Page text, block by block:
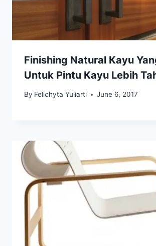
Finishing Natural Kayu
Untuk Pintu Kayu Lebih
By Felichyta Yuliarti June 6, 2017